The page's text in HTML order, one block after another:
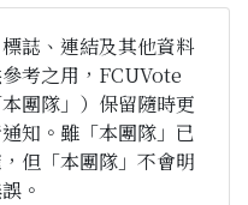
誌、連結及其他資料
參考之用，FCUVote
團隊」）保留隨時更
知。雖「本團隊」已
但「本團隊」不會明
。